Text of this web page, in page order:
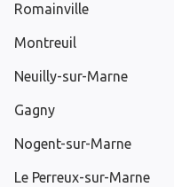
Romainville
Montreuil
Neuilly-sur-Marne
Gagny
Nogent-sur-Marne
Le Perreux-sur-Marne